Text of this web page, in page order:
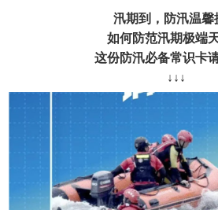
汛期到，防汛温馨
如何防范汛期极端
这份防汛必备常识卡
↓↓↓